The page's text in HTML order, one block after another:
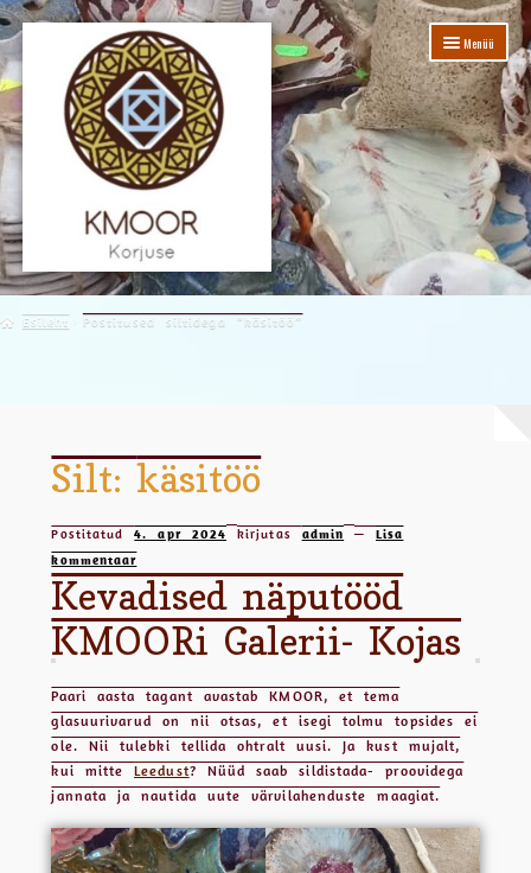
Menüü
Korjuse Moor ehk sõpradele lihtsalt- KMOOR
Kontakt
Instagramm
Müügitingimused
Esileht Postitused siltidega “käsitöö”
Silt:käsitöö
Postitatud4. apr 2024 kirjutas admin —Lisa
kommentaar
Kevadised näputööd
KMOORi Galerii- Kojas
Paari aasta tagant avastab KMOOR, et tema
glasuurivarud on nii otsas, et isegi tolmu topsides ei
ole. Nii tulebki tellida ohtralt uusi. Ja kust mujalt,
kui mitteLeedust? Nüüd saab sildistada- proovidega
jannata ja nautida uute värvilahenduste maagiat.